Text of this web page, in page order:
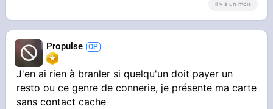
il y a un mois
Propulse
J'en ai rien à branler si quelqu'un doit payer un
resto ou ce genre de connerie, je présente ma carte
sans contact cache